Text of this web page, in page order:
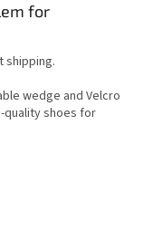
for
shipping.
wedge and Velcro
quality shoes for